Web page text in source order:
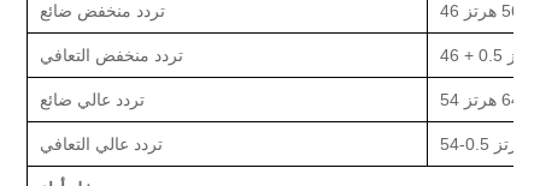
تردد منخفض ضائع
تردد منخفض التعافي
تردد عالي ضائع
تردد عالي التعافي